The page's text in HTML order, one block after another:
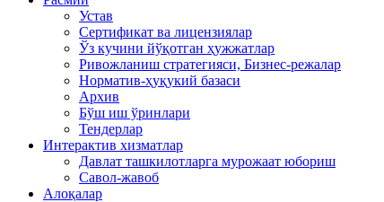
Устав
Сертификат ва лицензиялар
Ўз кучини йўқотган ҳужжатлар
Ривожланиш стратегияси, Бизнес-режалар
Норматив-ҳуқукий базаси
Архив
Бўш иш ўринлари
Тендерлар
Интерактив хизматлар
Давлат ташкилотларга мурожаат юбориш
Савол-жавоб
Алоқалар